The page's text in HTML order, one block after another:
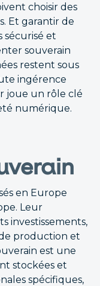
choisir des
Et garantir de
sécurisé et
souverain
restent sous
ingérence
joue un rôle clé
numérique.
en Europe
Leur
investissements,
de production et
est une
stockées et
spécifiques,